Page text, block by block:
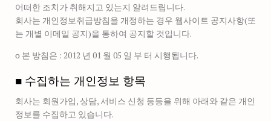
어떠한 조치가 취해지고 있는지 알려드립니다.
회사는 개인정보취급방침을 개정하는 경우 웹사이트 공지사항(또
는 개별 이메일 공지)을 통하여 공지할 것입니다.
ο 본 방침은 : 2012 년 01 월 05 일 부 터 시행됩니다.
■ 수집하는 개인정보 항목
회사는 회원가입, 상담, 서비스 신청 등등을 위해 아래와 같은 개인
정보를 수집하고 있습니다.